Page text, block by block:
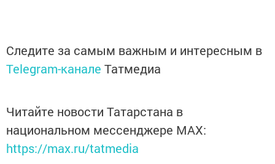
Следите за самым важным и интересным в
Telegram-канале Татмедиа
Читайте новости Татарстана в
национальном мессенджере MАХ:
https://max.ru/tatmedia